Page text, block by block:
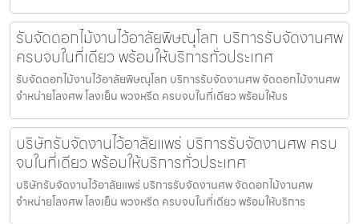
รับจัดดอกไม้งานไว้อาลัยพิษณุโลก บริการรับจัดงานศพ
ครบจบในที่เดียว พร้อมให้บริการทั่วประเทศ
รับจัดดอกไม้งานไว้อาลัยพิษณุโลก บริการรับจัดงานศพ จัดดอกไม้งานศพ
จำหน่ายโลงศพ โลงเย็น พวงหรีด ครบจบในที่เดียว พร้อมให้บร
บริษัทรับจัดงานไว้อาลัยแพร่ บริการรับจัดงานศพ ครบ
จบในที่เดียว พร้อมให้บริการทั่วประเทศ
บริษัทรับจัดงานไว้อาลัยแพร่ บริการรับจัดงานศพ จัดดอกไม้งานศพ
จำหน่ายโลงศพ โลงเย็น พวงหรีด ครบจบในที่เดียว พร้อมให้บริการ